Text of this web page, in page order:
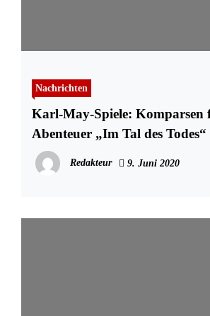
Nachrichten
Karl-May-Spiele: Komparsen
Abenteuer „Im Tal des
Redakteur 9. Juni 2020